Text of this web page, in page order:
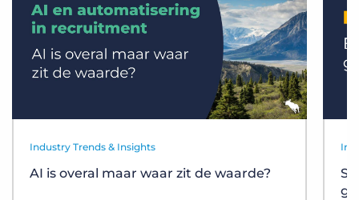
Industry Trends & Insights
AI is overal maar waar zit de waarde?